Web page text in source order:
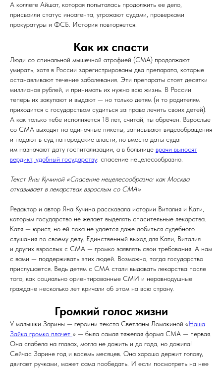
А коллеге Айшат, которая попыталась продолжить ее дело,
присвоили статус иноагента, угрожают судами, проверками
прокуратуры и ФСБ. История повторяется.
Как их спасти
Люди со спинальной мышечной атрофией (СМА) продолжают
умирать, хотя в России зарегистрированы два препарата, которые
останавливают течение заболевания. Эти препараты стоят десятки
миллионов рублей, и принимать их нужно всю жизнь. В России
теперь их закупают и выдают — но только детям (и то родителям
приходится с государством судиться за право лечить своих детей).
А как только тебе исполняется 18 лет, считай, ты обречен. Взрослые
со СМА выходят на одиночные пикеты, записывают видеообращения
и подают в суд на городские власти, но вместо даты суда
им назначают дату госпитализации, а в больнице врачи выносят
вердикт, удобный государству: спасение нецелесообразно.
Текст Яны Кучиной «Спасение нецелесообразно: как Москва
отказывает в лекарствах взрослым со СМА»
Редактор и автор Яна Кучина рассказала истории Виталия и Кати,
которым государство не желает выделять спасительные лекарства.
Катя — юрист, но ей пока не удается даже добиться судебного
слушания по своему делу. Единственный выход для Кати, Виталия
и других взрослых с СМА — громко заявлять свои требования. А нам
с вами — поддерживать этих людей. Возможно, тогда государство
прислушается. Ведь детям с СМА стали выдавать лекарства после
того, как социально ориентированные СМИ и неравнодушные
граждане несколько лет кричали об этом на всю страну.
Громкий голос жизни
У малышки Зарины — героини текста Светланы Ломакиной «Наша
Зайка громко плачет » — была самая тяжелая форма СМА — первая.
Она слабела на глазах, могла не дожить и до года, но дожила!
Сейчас Зарине год и восемь месяцев. Она хорошо держит голову,
двигает ручками, может сама пообедать. И если посмотреть на нее